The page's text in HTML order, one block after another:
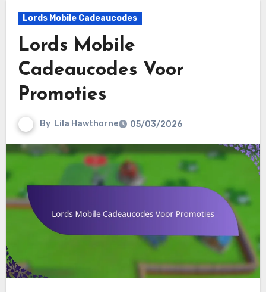
Lords Mobile Cadeaucodes
Lords Mobile
Cadeaucodes Voor
Promoties
By Lila Hawthorne 05/03/2026